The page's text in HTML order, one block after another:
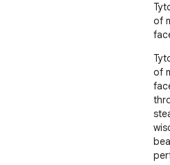
of
of